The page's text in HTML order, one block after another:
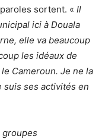
sortent. « Il
ici à Douala
elle va beaucoup
les idéaux de
Cameroun. Je ne la
suis ses activités en
groupes